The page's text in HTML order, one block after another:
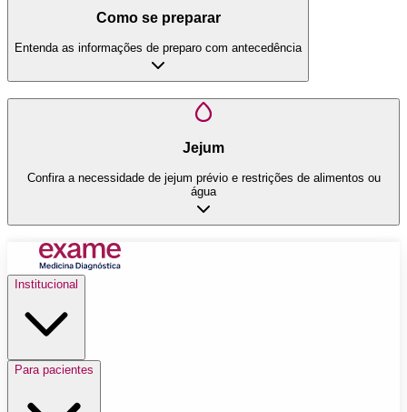
Como se preparar
Entenda as informações de preparo com antecedência
Jejum
Confira a necessidade de jejum prévio e restrições de alimentos ou
água
Institucional
Para pacientes